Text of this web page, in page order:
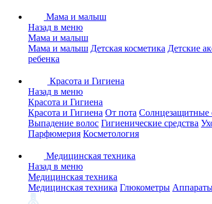
Мама и малыш
Назад в меню
Мама и малыш
Мама и малыш Детская косметика Детские
ребенка
Красота и Гигиена
Назад в меню
Красота и Гигиена
Красота и Гигиена От пота Солнцезащитные
Выпадение волос Гигиенические средства
Парфюмерия Косметология
Медицинская техника
Назад в меню
Медицинская техника
Медицинская техника Глюкометры